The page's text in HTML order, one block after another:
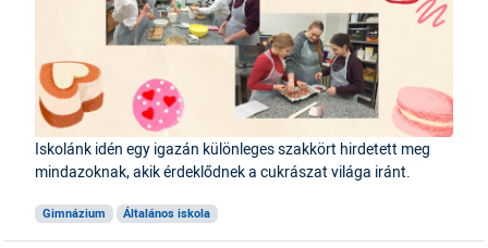
Iskolánk idén egy igazán különleges szakkört hirdetett meg
mindazoknak, akik érdeklődnek a cukrászat világa iránt.
Gimnázium Általános iskola